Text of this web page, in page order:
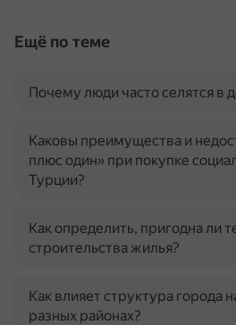
Ещё по теме
Почему люди часто селятся в
Каковы преимущества и
плюс один» при покупке
Турции?
Как определить, пригодна ли
строительства жилья?
Как влияет структура города
разных районах?